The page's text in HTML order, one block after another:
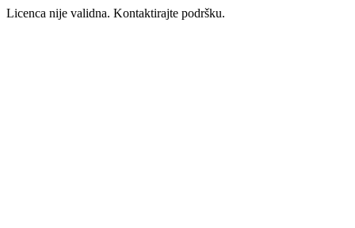
Licenca nije validna. Kontaktirajte podršku.